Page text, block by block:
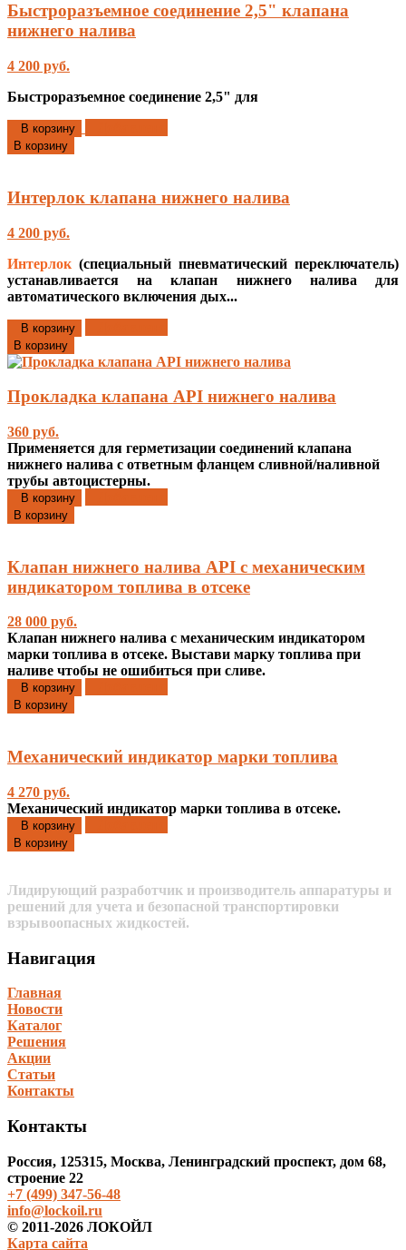
Быстроразъемное соединение 2,5" клапана
нижнего налива
4 200 руб.
Быстроразъемное соединение 2,5" для
В корзину
В корзину
Интерлок клапана нижнего налива
4 200 руб.
Интерлок (специальный пневматический переключатель)
устанавливается на клапан нижнего налива для
автоматического включения дых...
В корзину
В корзину
Прокладка клапана API нижнего налива
360 руб.
Применяется для герметизации соединений клапана
нижнего налива с ответным фланцем сливной/наливной
трубы автоцистерны.
В корзину
В корзину
Клапан нижнего налива API с механическим
индикатором топлива в отсеке
28 000 руб.
Клапан нижнего налива с механическим индикатором
марки топлива в отсеке. Выстави марку топлива при
наливе чтобы не ошибиться при сливе.
В корзину
В корзину
Механический индикатор марки топлива
4 270 руб.
Механический индикатор марки топлива в отсеке.
В корзину
В корзину
Лидирующий разработчик и производитель аппаратуры и
решений для учета и безопасной транспортировки
взрывоопасных жидкостей.
Навигация
Главная
Новости
Каталог
Решения
Акции
Статьи
Контакты
Контакты
Россия, 125315, Москва, Ленинградский проспект, дом 68,
строение 22
+7 (499) 347-56-48
info@lockoil.ru
© 2011-2026 ЛОКОЙЛ
Карта сайта